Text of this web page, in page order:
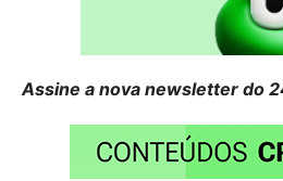
Assine a nova newsletter do